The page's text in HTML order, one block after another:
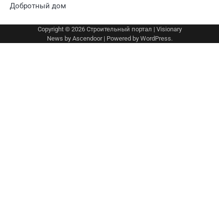
Добротный дом
Copyright © 2026 Строительный портал | Visionary
News by Ascendoor| Powered by WordPress.